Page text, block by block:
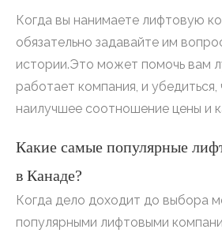
Когда вы нанимаете лифтовую
обязательно задавайте им
истории.Это может помочь вам
работает компания, и
наилучшее соотношение цены и
Какие самые популярные
в Канаде?
Когда дело доходит до выбора
популярными лифтовыми